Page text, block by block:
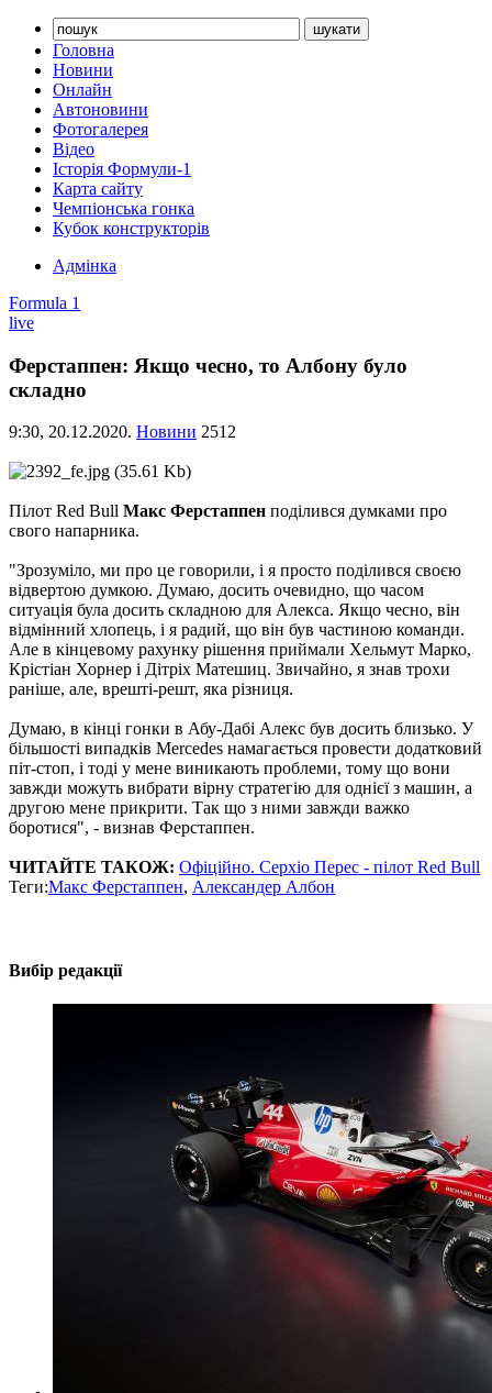
Головна
Новини
Онлайн
Автоновини
Фотогалерея
Відео
Історія Формули-1
Карта сайту
Чемпіонська гонка
Кубок конструкторів
Адмінка
Formula 1
live
Ферстаппен: Якщо чесно, то Албону було
складно
9:30, 20.12.2020. Новини 2512
Пілот Red Bull Макс Ферстаппен поділився думками про
свого напарника.
"Зрозуміло, ми про це говорили, і я просто поділився своєю
відвертою думкою. Думаю, досить очевидно, що часом
ситуація була досить складною для Алекса. Якщо чесно, він
відмінний хлопець, і я радий, що він був частиною команди.
Але в кінцевому рахунку рішення приймали Хельмут Марко,
Крістіан Хорнер і Дітріх Матешиц. Звичайно, я знав трохи
раніше, але, врешті-решт, яка різниця.
Думаю, в кінці гонки в Абу-Дабі Алекс був досить близько. У
більшості випадків Mercedes намагається провести додатковий
піт-стоп, і тоді у мене виникають проблеми, тому що вони
завжди можуть вибрати вірну стратегію для однієї з машин, а
другою мене прикрити. Так що з ними завжди важко
боротися", - визнав Ферстаппен.
ЧИТАЙТЕ ТАКОЖ: Офіційно. Серхіо Перес - пілот Red Bull
Теги:Макс Ферстаппен, Александер Албон
Вибір редакції